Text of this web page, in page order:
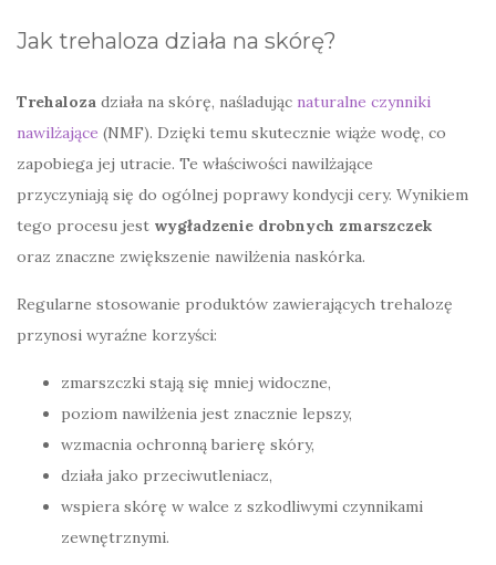
Jak trehaloza działa na skórę?
Trehaloza działa na skórę, naśladując naturalne czynniki
nawilżające (NMF). Dzięki temu skutecznie wiąże wodę, co
zapobiega jej utracie. Te właściwości nawilżające
przyczyniają się do ogólnej poprawy kondycji cery. Wynikiem
tego procesu jest wygładzenie drobnych zmarszczek
oraz znaczne zwiększenie nawilżenia naskórka.
Regularne stosowanie produktów zawierających trehalozę
przynosi wyraźne korzyści:
zmarszczki stają się mniej widoczne,
poziom nawilżenia jest znacznie lepszy,
wzmacnia ochronną barierę skóry,
działa jako przeciwutleniacz,
wspiera skórę w walce z szkodliwymi czynnikami
zewnętrznymi.